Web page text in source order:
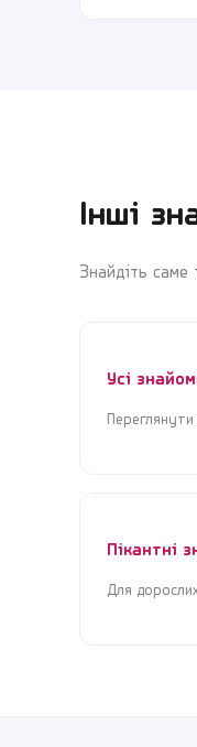
Інші
Знайдіть
Усі
Переглянути
Пікантні
Для